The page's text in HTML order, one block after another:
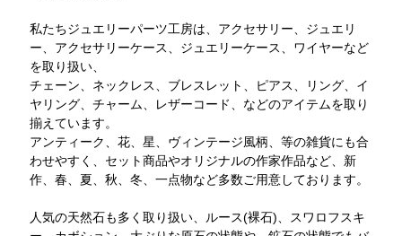
私たちジュエリーパーツ工房は、アクセサリー、ジュエリ
ー、アクセサリーケース、ジュエリーケース、ワイヤーなど
を取り扱い、
チェーン、ネックレス、ブレスレット、ピアス、リング、イ
ヤリング、チャーム、レザーコード、などのアイテムを取り
揃えています。
アンティーク、花、星、ヴィンテージ風柄、等の雑貨にも合
わせやすく、セット商品やオリジナルの作家作品など、新
作、春、夏、秋、冬、一点物など多数ご用意しております。
人気の天然石も多く取り扱い、ルース(裸石)、スワロフスキ